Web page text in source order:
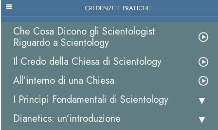
CREDENZE E PRATICHE
Che Cosa Dicono gli Scientologist
Riguardo a Scientology
Il Credo della Chiesa di Scientology
All’interno di una Chiesa
I Principi Fondamentali di Scientology
Dianetics: un’introduzione